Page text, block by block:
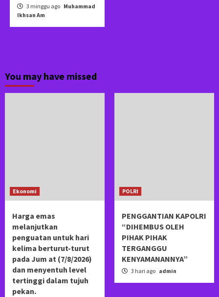
3 minggu ago Muhammad
Ikhsan Am
You may have missed
Ekonomi
Harga emas
melanjutkan
penguatan untuk hari
kelima berturut-turut
pada Jum at (7/8/2026)
dan menyentuh level
tertinggi dalam tujuh
pekan.
POLRI
PENGGANTIAN KAPOLRI
“DIHEMBUS OLEH
PIHAK PIHAK
TERGANGGU
KENYAMANANNYA”
3 hari ago admin